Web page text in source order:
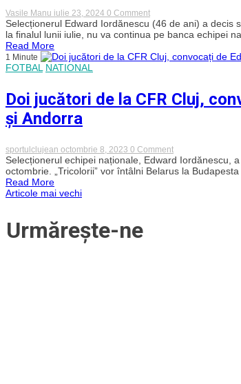
Vasile Manu iulie 23, 2024 0 Commenton
Edi
Iordănescu
a
la
al
României
Selecționerul Edward Iordănescu (46 de ani) a
la finalul lunii iulie, nu va continua pe banca echipei
Read More
1 Minute
FOTBAL NATIONAL
Doi jucători de la CFR Cluj,
și Andorra
sportulclujean octombrie 8, 2023 0 Commenton
Doi
jucători
de
Selecționerul echipei naționale, Edward Iordănescu,
octombrie. „Tricolorii” vor întâlni Belarus la
Read More
Navigare
în
Articole mai vechi
Urmărește-ne